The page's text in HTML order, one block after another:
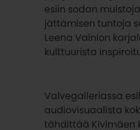
esiin sodan
jättämisen tuntoja
Leena Vainion
kulttuurista
Valvegalleriassa
audiovisuaalista
tähdittää Kivimäen